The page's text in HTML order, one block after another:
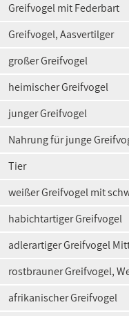
Greifvogel mit Federbart
Greifvogel, Aasvertilger
großer Greifvogel
heimischer Greifvogel
junger Greifvogel
Nahrung für junge
Tier
weißer Greifvogel mit
habichtartiger Greifvogel
adlerartiger Greifvogel
rostbrauner Greifvogel,
afrikanischer Greifvogel